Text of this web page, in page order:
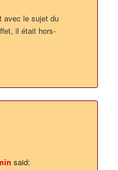
avec le sujet du
il était hors-
said: